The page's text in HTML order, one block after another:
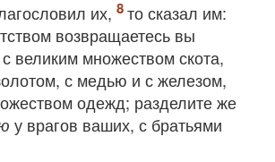
их,
то сказал им:
возвращаетесь вы
великим множеством скота,
с медью и с железом,
одежд; разделите же
у врагов ваших, с братьями